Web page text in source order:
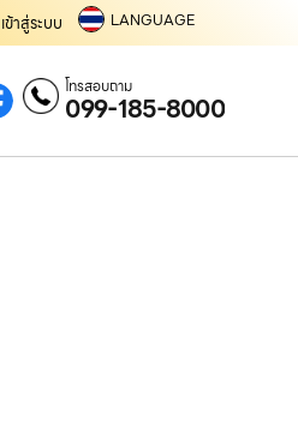
เข้าสู่ระบบ LANGUAGE
โทรสอบถาม
099-185-8000